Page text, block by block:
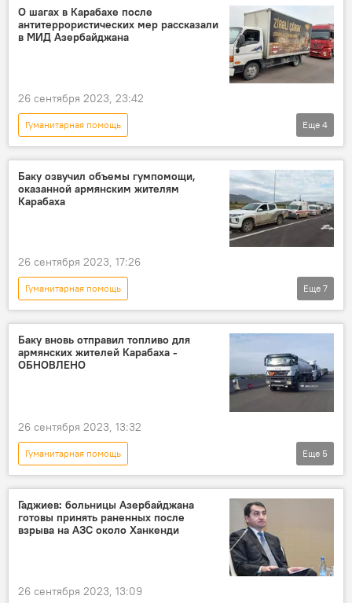
Минобороны России
Карабах
армяне
О шагах в Карабахе после
антитеррористических мер рассказали
в МИД Азербайджана
26 сентября 2023, 23:42
Гуманитарная помощь
Возрождение и реинтеграция Карабаха
МИД Азербайджана
Карабах
Антитеррористическая операция
Еще 4
Баку озвучил объемы гумпомощи,
оказанной армянским жителям
Карабаха
26 сентября 2023, 17:26
Гуманитарная помощь
Возрождение и реинтеграция Карабаха
Азербайджан
Хикмет Гаджиев
Карабах
армяне
Еще 7
Баку вновь отправил топливо для
армянских жителей Карабаха -
ОБНОВЛЕНО
26 сентября 2023, 13:32
Гуманитарная помощь
Возрождение и реинтеграция Карабаха
Азербайджан
Баку
Ханкенди
Еще 5
Гаджиев: больницы Азербайджана
готовы принять раненных после
взрыва на АЗС около Ханкенди
26 сентября 2023, 13:09